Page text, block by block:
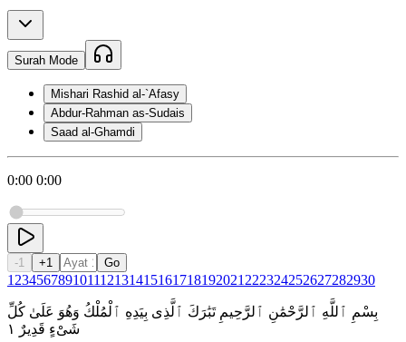
Surah Mode
Mishari Rashid al-`Afasy
Abdur-Rahman as-Sudais
Saad al-Ghamdi
0:00 0:00
-1 +1 Go
1 23456789101112131415161718192021 222324252627282930
بِسْمِ ٱللَّهِ ٱلرَّحْمَٰنِ ٱلرَّحِيمِ تَبَٰرَكَ ٱلَّذِى بِيَدِهِ ٱلْمُلْكُ وَهُوَ عَلَىٰ كُلِّ
شَىْءٍ قَدِيرٌ ١